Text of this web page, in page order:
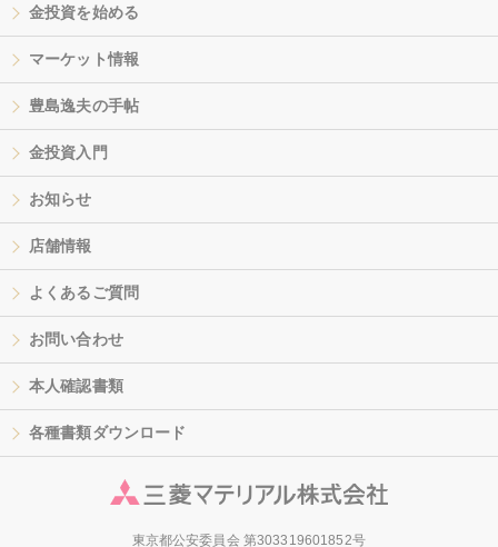
金投資を始める
マーケット情報
豊島逸夫の手帖
金投資入門
お知らせ
店舗情報
よくあるご質問
お問い合わせ
本人確認書類
各種書類ダウンロード
東京都公安委員会 第303319601852号